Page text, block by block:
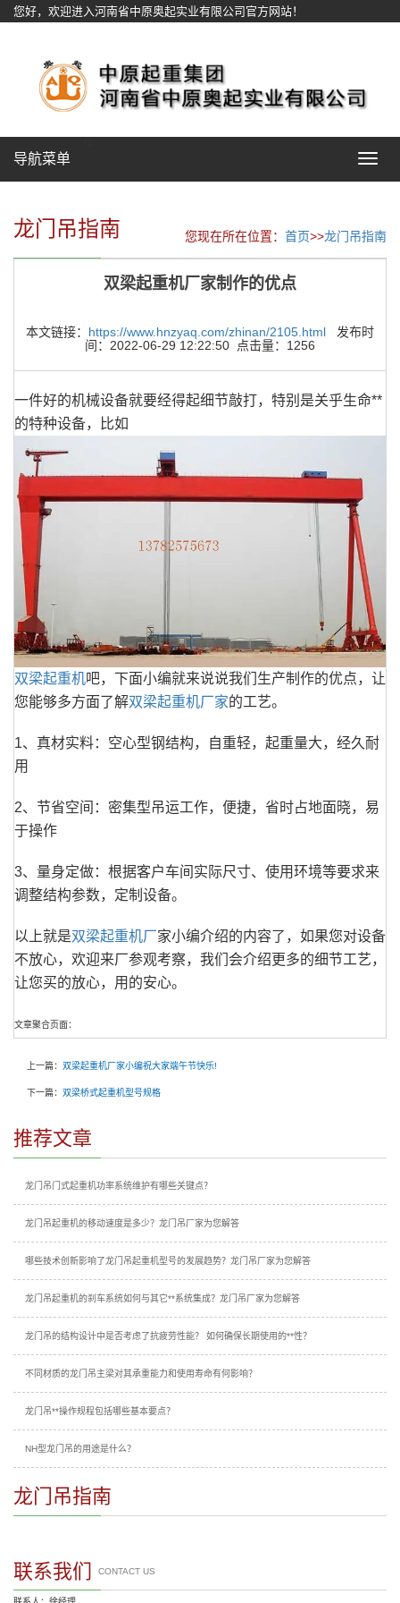
您好，欢迎进入河南省中原奥起实业有限公司官方网站！
Toggle
导航菜单
龙门吊指南 您现在所在位置： 首页>>龙门吊指南
双梁起重机厂家制作的优点
本文链接： https://www.hnzyaq.com/zhinan/2105.html 发布时
间：2022-06-29 12:22:50 点击量：1256
一件好的机械设备就要经得起细节敲打，特别是关乎生命**
的特种设备，比如
双梁起重机吧，下面小编就来说说我们生产制作的优点，让
您能够多方面了解双梁起重机厂家的工艺。
1、真材实料：空心型钢结构，自重轻，起重量大，经久耐
用
2、节省空间：密集型吊运工作，便捷，省时占地面晓，易
于操作
3、量身定做：根据客户车间实际尺寸、使用环境等要求来
调整结构参数，定制设备。
以上就是双梁起重机厂家小编介绍的内容了，如果您对设备
不放心，欢迎来厂参观考察，我们会介绍更多的细节工艺，
让您买的放心，用的安心。
文章聚合页面：
上一篇： 双梁起重机厂家小编祝大家端午节快乐!
下一篇： 双梁桥式起重机型号规格
推荐文章
龙门吊门式起重机功率系统维护有哪些关键点？
龙门吊起重机的移动速度是多少？龙门吊厂家为您解答
哪些技术创新影响了龙门吊起重机型号的发展趋势？龙门吊厂家为您解答
龙门吊起重机的刹车系统如何与其它**系统集成？龙门吊厂家为您解答
龙门吊的结构设计中是否考虑了抗疲劳性能？ 如何确保长期使用的**性？
不同材质的龙门吊主梁对其承重能力和使用寿命有何影响？
龙门吊**操作规程包括哪些基本要点？
NH型龙门吊的用途是什么？
龙门吊指南
联系我们 CONTACT US